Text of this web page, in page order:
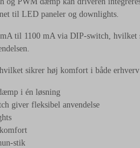
til LED paneler og downlights.
mA til 1100 mA via DIP-switch,
sikrer høj komfort i både
i én løsning
giver fleksibel anvendelse
stik